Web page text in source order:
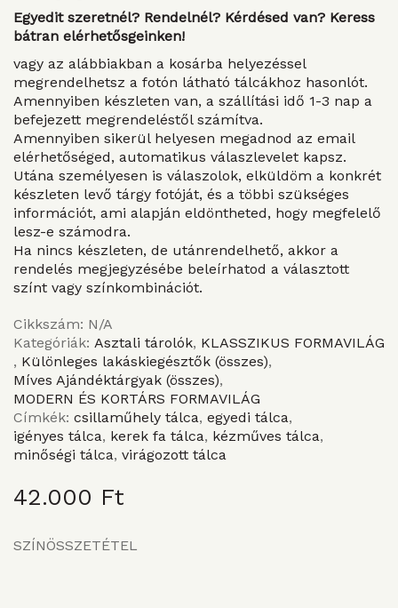
Egyedit szeretnél? Rendelnél? Kérdésed van? Keress
bátran elérhetősgeinken!
vagy az alábbiakban a kosárba helyezéssel
megrendelhetsz a fotón látható tálcákhoz hasonlót.
Amennyiben készleten van, a szállítási idő 1-3 nap a
befejezett megrendeléstől számítva.
Amennyiben sikerül helyesen megadnod az email
elérhetőséged, automatikus válaszlevelet kapsz.
Utána személyesen is válaszolok, elküldöm a konkrét
készleten levő tárgy fotóját, és a többi szükséges
információt, ami alapján eldöntheted, hogy megfelelő
lesz-e számodra.
Ha nincs készleten, de utánrendelhető, akkor a
rendelés megjegyzésébe beleírhatod a választott
színt vagy színkombinációt.
Cikkszám: N/A
Kategóriák: Asztali tárolók, KLASSZIKUS FORMAVILÁG
, Különleges lakáskiegésztők (összes),
Míves Ajándéktárgyak (összes),
MODERN ÉS KORTÁRS FORMAVILÁG
Címkék: csillaműhely tálca, egyedi tálca,
igényes tálca, kerek fa tálca, kézműves tálca,
minőségi tálca, virágozott tálca
42.000 Ft
SZÍNÖSSZETÉTEL